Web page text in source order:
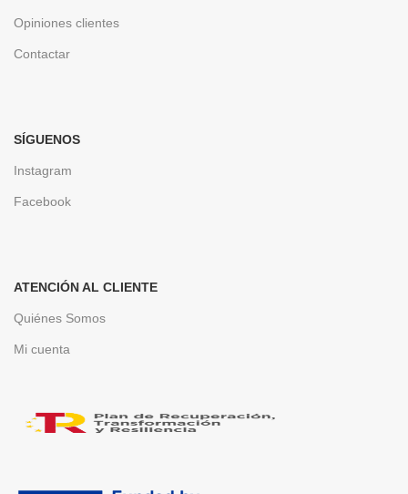
Opiniones clientes
Contactar
SÍGUENOS
Instagram
Facebook
ATENCIÓN AL CLIENTE
Quiénes Somos
Mi cuenta